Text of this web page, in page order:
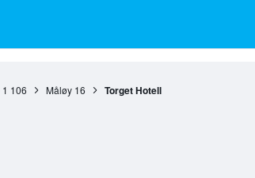
1 106 Måløy 16 Torget Hotell